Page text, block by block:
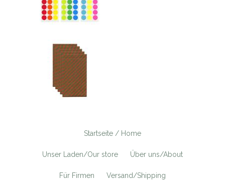
Startseite / Home
Unser Laden/Our store Über uns/About
Für Firmen Versand/Shipping